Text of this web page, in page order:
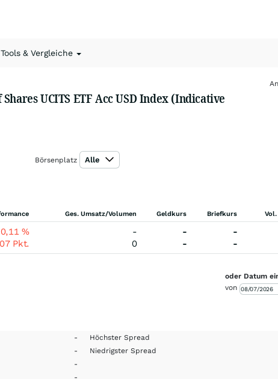
Tools & Vergleiche
UCITS ETF Acc USD Index (Indicative
Börsenplatz Alle
Ges. Umsatz/Volumen Geldkurs Briefkurs
%
Pkt.
-
0
-
-
-
-
oder Datum
von
-
Höchster Spread
-
Niedrigster Spread
-
-